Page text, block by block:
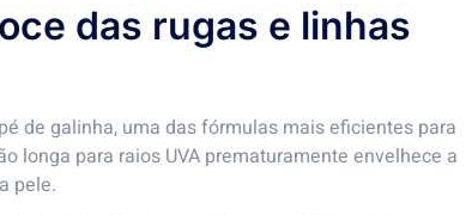
das rugas e linhas
de galinha, uma das fórmulas mais eficientes para
longa para raios UVA prematuramente envelhece a
pele.